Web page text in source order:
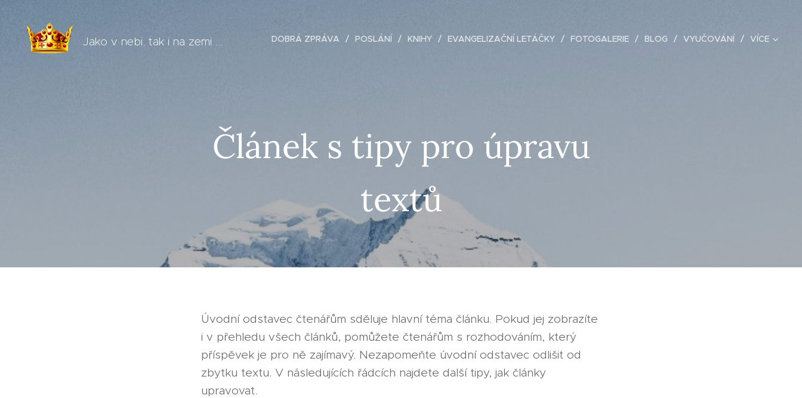
Jako v nebi, tak i na zemi ... DOBRÁ ZPRÁVA POSLÁNÍ KNIHY EVANGELIZAČNÍ LETÁČKY FOTOGALERIE BLOG VYUČOVÁNÍ VÍCE
Článek s tipy pro úpravu
textů
Úvodní odstavec čtenářům sděluje hlavní téma článku. Pokud jej zobrazíte
i v přehledu všech článků, pomůžete čtenářům s rozhodováním, který
příspěvek je pro ně zajímavý. Nezapomeňte úvodní odstavec odlišit od
zbytku textu. V následujících řádcích najdete další tipy, jak články
upravovat.